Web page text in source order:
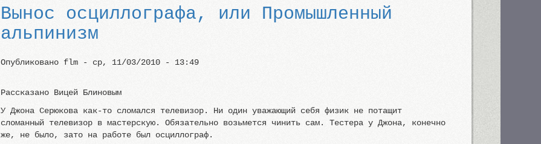
Вынос осциллографа, или Промышленный
альпинизм
Опубликовано flm- ср, 11/03/2010 - 13:49
Рассказано Вицей Блиновым
У Джона Серюкова как-то сломался телевизор. Ни один уважающий себя физик не потащит
сломанный телевизор в мастерскую. Обязательно возьмется чинить сам. Тестера у Джона, конечно
же, не было, зато на работе был осциллограф.